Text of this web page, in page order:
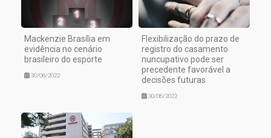
Mackenzie Brasília em
evidência no cenário
brasileiro do esporte
30/06/2022
Flexibilização do prazo de
registro do casamento
nuncupativo pode ser
precedente favorável a
decisões futuras
30/06/2022